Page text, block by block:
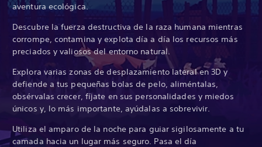
aventura ecológica.
Descubre la fuerza destructiva de la raza humana mientras
corrompe, contamina y explota día a día los recursos más
preciados y valiosos del entorno natural.
Explora varias zonas de desplazamiento lateral en 3D y
defiende a tus pequeñas bolas de pelo, aliméntalas,
obsérvalas crecer, fíjate en sus personalidades y miedos
únicos y, lo más importante, ayúdalas a sobrevivir.
Utiliza el amparo de la noche para guiar sigilosamente a tu
camada hacia un lugar más seguro. Pasa el día